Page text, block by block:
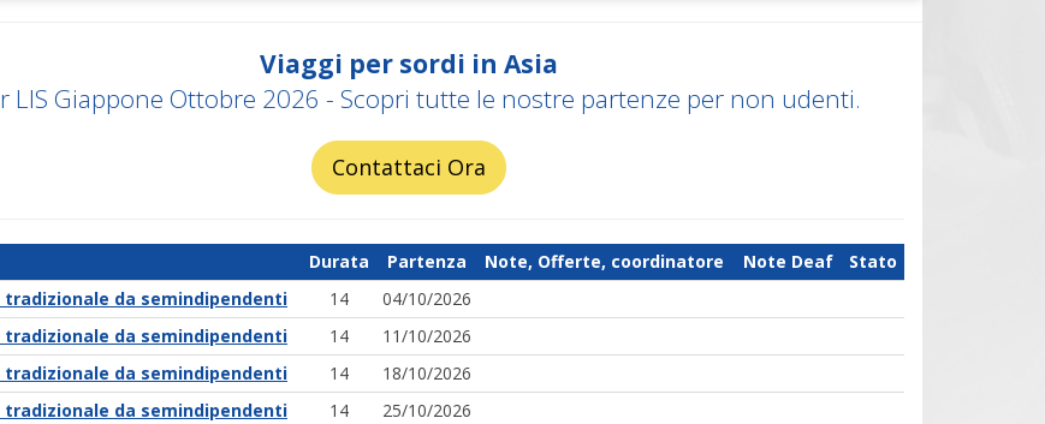
Viaggi per sordi in Asia
LIS Giappone Ottobre 2026 - Scopri tutte le nostre partenze per non udenti.
Contattaci Ora
Durata Partenza Note, Offerte, coordinatore Note Deaf
Stato
tradizionale da semindipendenti
14
04/10/2026
tradizionale da semindipendenti
14
11/10/2026
tradizionale da semindipendenti
14
18/10/2026
tradizionale da semindipendenti
14 25/10/2026